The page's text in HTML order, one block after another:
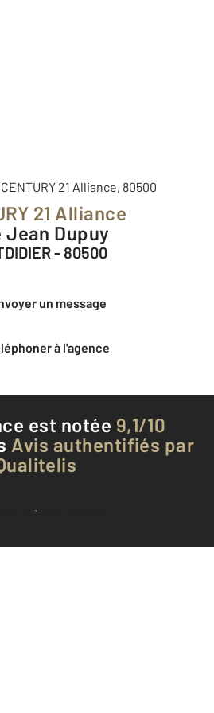
21 Alliance
Jean Dupuy
- 80500
un message
à l'agence
est notée 9,1/10
Avis authentifiés par
les avis clients